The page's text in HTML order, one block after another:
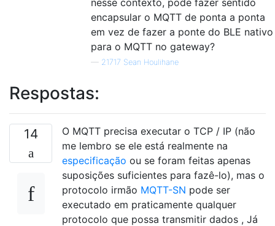
nesse contexto, pode fazer sentido
encapsular o MQTT de ponta a ponta
em vez de fazer a ponte do BLE nativo
para o MQTT no gateway?
— 21717 Sean Houlihane
Respostas:
14
O MQTT precisa executar o TCP / IP (não
me lembro se ele está realmente na
especificação ou se foram feitas apenas
suposições suficientes para fazê-lo), mas o
protocolo irmão MQTT-SN pode ser
executado em praticamente qualquer
protocolo que possa transmitir dados , Já